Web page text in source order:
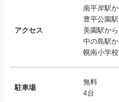
アクセス
南平岸駅
豊平公園
美園駅か
中の島駅
幌南小学
駐車場
無料
4台